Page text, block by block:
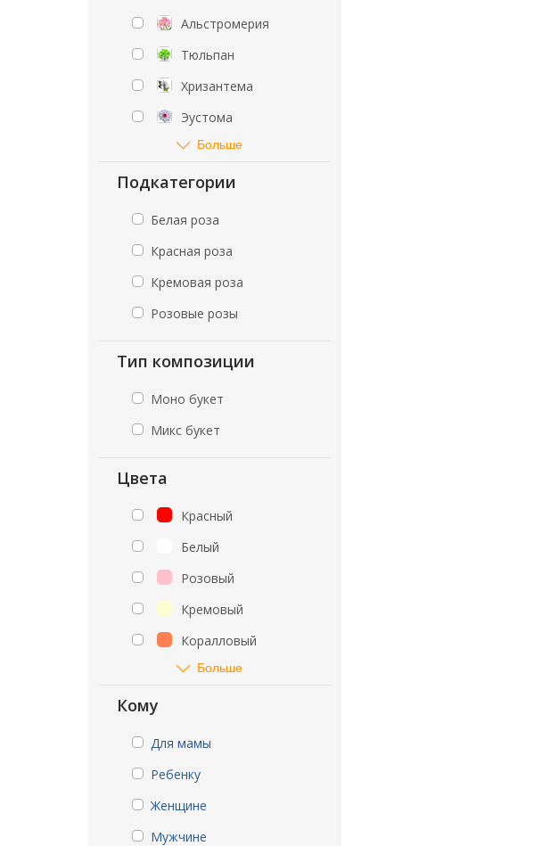
Альстромерия
Тюльпан
Хризантема
Эустома
Больше
Подкатегории
Белая роза
Красная роза
Кремовая роза
Розовые розы
Тип композиции
Моно букет
Микс букет
Цвета
Красный
Белый
Розовый
Кремовый
Коралловый
Больше
Кому
Для мамы
Ребенку
Женщине
Мужчине